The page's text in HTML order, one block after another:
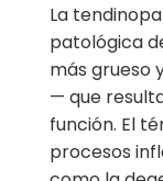
La
patológica
más grueso
— que
función. El
procesos